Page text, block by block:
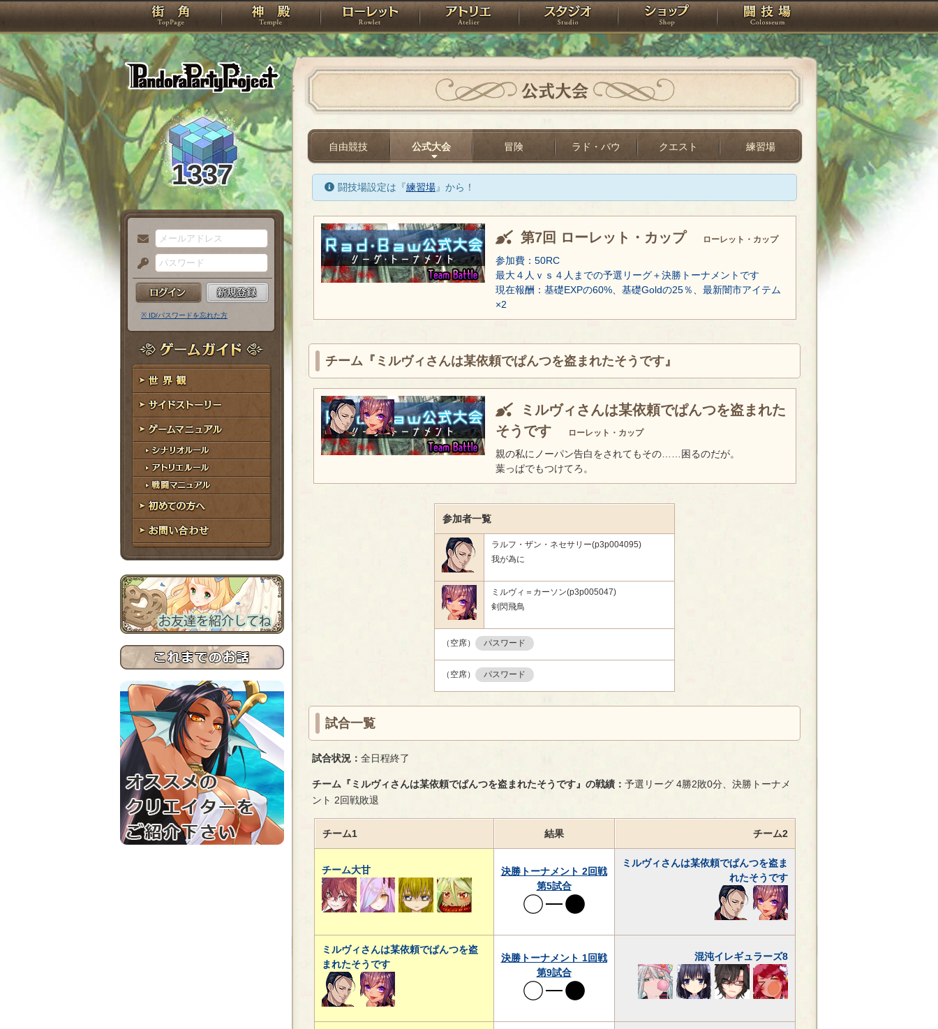
PandoraPartyProject
TOP 神殿 ローレット アトリエ スタジオ ショップ 闘技場
1337
メ
ー
ル
ア
ド
レ
ス
パ
ス
ー
ド
※ ID/パスワードを忘れた方
ゲームガイド
世界観
サイドストーリー
ゲームマニュアル
シナリオルール
アトリエルール
戦闘マニュアル
初めての方へ
お問い合わせ
公式大会
自由競技 公式大会 冒険 ラド・バウ クエスト 練習場
闘技場設定は『練習場』から！
第7回 ローレット・カップ ローレット・カップ
参加費：50RC
最大４人ｖｓ４人までの予選リーグ＋決勝トーナメントです
現在報酬：基礎EXPの60%、基礎Goldの25％、最新闇市アイテム
×2
チーム『ミルヴィさんは某依頼でぱんつを盗まれたそうです』
ミルヴィさんは某依頼でぱんつを盗まれた
そうです
ローレット・カップ
親の私にノーパン告白をされてもその……困るのだが。
葉っぱでもつけてろ。
参加者一覧
ラルフ・ザン・ネセサリー(p3p004095)
我が為に
ミルヴィ＝カーソン(p3p005047)
剣閃飛鳥
（空席） パスワード
（空席） パスワード
試合一覧
試合状況： 全日程終了
チーム『ミルヴィさんは某依頼でぱんつを盗まれたそうです』の戦績： 予選リーグ 4勝2敗0分、決勝トーナメ
ント 2回戦敗退
チーム1 結果 チーム2
チーム大甘
決勝トーナメント 2回戦
第5試合
ミルヴィさんは某依頼でぱんつを盗ま
れたそうです
ミルヴィさんは某依頼でぱんつを盗
まれたそうです
決勝トーナメント 1回戦
第9試合
混沌イレギュラーズ8